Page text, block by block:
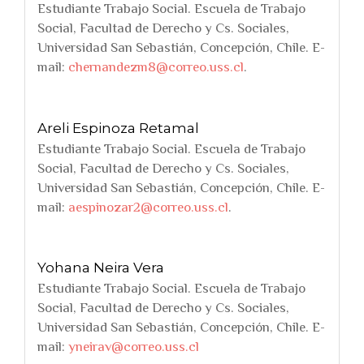
Estudiante Trabajo Social. Escuela de Trabajo
Social, Facultad de Derecho y Cs. Sociales,
Universidad San Sebastián, Concepción, Chile. E-
mail: chernandezm8@correo.uss.cl.
Areli Espinoza Retamal
Estudiante Trabajo Social. Escuela de Trabajo
Social, Facultad de Derecho y Cs. Sociales,
Universidad San Sebastián, Concepción, Chile. E-
mail: aespinozar2@correo.uss.cl.
Yohana Neira Vera
Estudiante Trabajo Social. Escuela de Trabajo
Social, Facultad de Derecho y Cs. Sociales,
Universidad San Sebastián, Concepción, Chile. E-
mail: yneirav@correo.uss.cl